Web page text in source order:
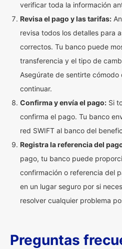
verificar toda la información
Revisa el pago y las tarifas:
revisa todos los detalles para
correctos. Tu banco puede
transferencia y el tipo de
Asegúrate de sentirte cómodo
continuar.
Confirma y envía el pago: Si
confirma el pago. Tu banco
red SWIFT al banco del
Registra la referencia del
pago, tu banco puede
confirmación o referencia del
en un lugar seguro por si
resolver cualquier problema
Preguntas